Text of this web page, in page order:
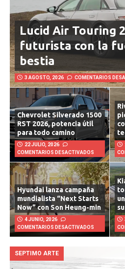
Lucid Air Touring
futurista con la
bestia
3 AGOSTO, 2026 COMENTARIOS
Chevrolet Silverado 1500
RST 2026, potencia útil
para todo camino
22 JULIO, 2026
COMENTARIOS DESACTIVADOS
Hyundai lanza campaña
mundialista “Next Starts
Now” con Son Heung-min
4 JUNIO, 2026
COMENTARIOS DESACTIVADOS
SEPTIMO ARTE